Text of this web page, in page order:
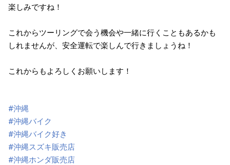
楽しみですね！
これからツーリングで会う機会や一緒に行くこともあるかも
しれませんが、安全運転で楽しんで行きましょうね！
これからもよろしくお願いします！
#沖縄
#沖縄バイク
#沖縄バイク好き
#沖縄スズキ販売店
#沖縄ホンダ販売店